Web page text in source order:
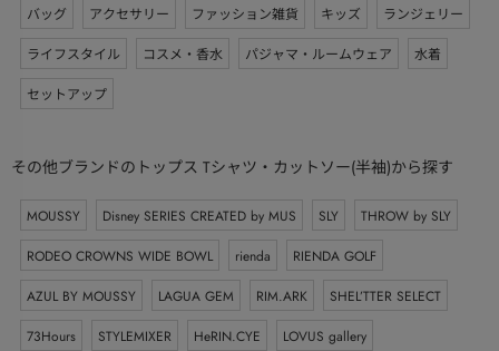
バッグ
アクセサリー ファッション雑貨 キッズ
ランジェリー
ライフスタイル
コスメ・香水 パジャマ・ルームウェア
水着
セットアップ
その他ブランドのトップス Tシャツ・カットソー(半袖)から探す
MOUSSY Disney SERIES CREATED by MUS SLY
THROW by SLY
RODEO CROWNS WIDE BOWL
rienda
RIENDA GOLF
AZUL BY MOUSSY
LAGUA GEM RIM.ARK
SHEL’TTER SELECT
73Hours
STYLEMIXER HeRIN.CYE LOVUS gallery